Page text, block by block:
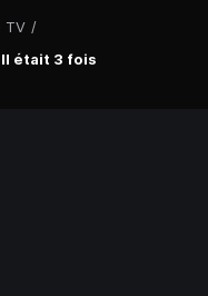
TV /
Il était 3 fois